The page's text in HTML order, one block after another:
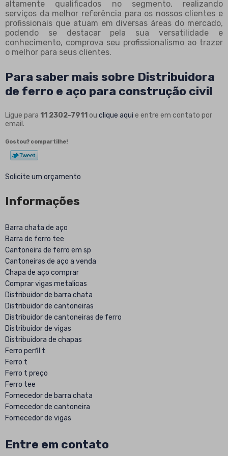
altamente qualificados no segmento, realizando
serviços da melhor referência para os nossos clientes e
profissionais que atuam em diversas áreas do mercado,
podendo se destacar pela sua versatilidade e
conhecimento, comprova seu profissionalismo ao trazer
o melhor para seus clientes.
Para saber mais sobre Distribuidora
de ferro e aço para construção civil
Ligue para 11 2302-7911 ou clique aqui e entre em contato por
email.
Gostou? compartilhe!
Solicite um orçamento
Informações
Barra chata de aço
Barra de ferro tee
Cantoneira de ferro em sp
Cantoneiras de aço a venda
Chapa de aço comprar
Comprar vigas metalicas
Distribuidor de barra chata
Distribuidor de cantoneiras
Distribuidor de cantoneiras de ferro
Distribuidor de vigas
Distribuidora de chapas
Ferro perfil t
Ferro t
Ferro t preço
Ferro tee
Fornecedor de barra chata
Fornecedor de cantoneira
Fornecedor de vigas
Fornecedores de vigas metalicas
Entre em contato